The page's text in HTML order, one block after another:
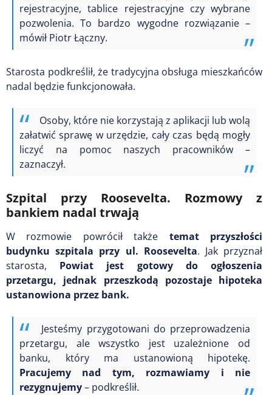
rejestracyjne, tablice rejestracyjne czy wybrane
pozwolenia. To bardzo wygodne rozwiązanie –
mówił Piotr Łączny.
Starosta podkreślił, że tradycyjna obsługa mieszkańców
nadal będzie funkcjonowała.
Osoby, które nie korzystają z aplikacji lub wolą
załatwić sprawę w urzędzie, cały czas będą mogły
liczyć na pomoc naszych pracowników –
zaznaczył.
Szpital przy Roosevelta. Rozmowy z
bankiem nadal trwają
W rozmowie powrócił także temat przyszłości
budynku szpitala przy ul. Roosevelta. Jak przyznał
starosta, Powiat jest gotowy do ogłoszenia
przetargu, jednak przeszkodą pozostaje hipoteka
ustanowiona przez bank.
Jesteśmy przygotowani do przeprowadzenia
przetargu, ale wszystko jest uzależnione od
banku, który ma ustanowioną hipotekę.
Pracujemy nad tym, rozmawiamy i nie
rezygnujemy– podkreślił.